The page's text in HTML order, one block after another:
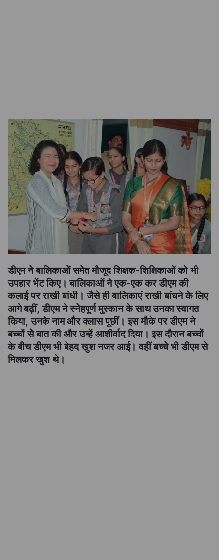
डीएम ने बालिकाओं समेत मौजूद शिक्षक-शिक्षिकाओं को भी
उपहार भेंट किए। बालिकाओं ने एक-एक कर डीएम की
कलाई पर राखी बांधी। जैसे ही बालिकाएं राखी बांधने के लिए
आगे बढ़ीं, डीएम ने स्नेहपूर्ण मुस्कान के साथ उनका स्वागत
किया, उनके नाम और क्लास पूछीं। इस मौके पर डीएम ने
बच्चों से बात की और उन्हें आशीर्वाद दिया। इस दौरान बच्चों
के बीच डीएम भी बेहद खुश नजर आई। वहीं बच्चे भी डीएम से
मिलकर खुश थे।